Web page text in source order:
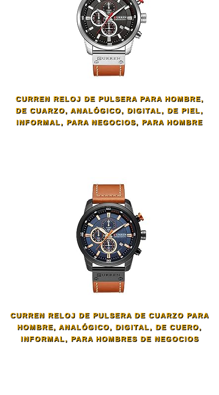
CURREN RELOJ DE PULSERA PARA HOMBRE,
DE CUARZO, ANALÓGICO, DIGITAL, DE PIEL,
INFORMAL, PARA NEGOCIOS, PARA HOMBRE
CURREN RELOJ DE PULSERA DE CUARZO PARA
HOMBRE, ANALÓGICO, DIGITAL, DE CUERO,
INFORMAL, PARA HOMBRES DE NEGOCIOS